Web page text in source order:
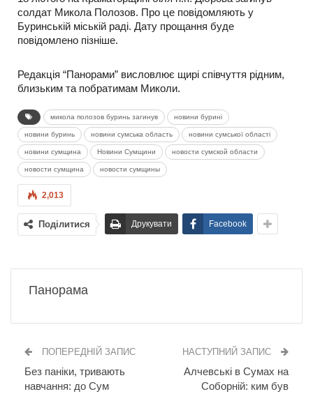
солдат Микола Полозов. Про це повідомляють у
Буринській міській раді. Дату прощання буде
повідомлено пізніше.
Редакція “Панорами” висловлює щирі співчуття рідним,
близьким та побратимам Миколи.
микола полозов буринь загинув новини бурині
новини буринь новини сумська область новини сумської області
новини сумщина Новини Сумщини новости сумской области
новости сумщина новости сумщины
2,013
Поділитися Друкувати Facebook
Панорама
ПОПЕРЕДНІЙ ЗАПИС
Без паніки, тривають
навчання: до Сум
НАСТУПНИЙ ЗАПИС
Алчевські в Сумах на
Соборній: ким був